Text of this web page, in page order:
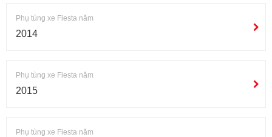
Phụ tùng xe Fiesta năm
2014
Phụ tùng xe Fiesta năm
2015
Phụ tùng xe Fiesta năm